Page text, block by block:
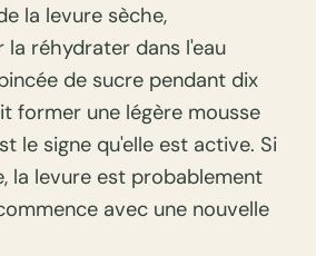
la levure sèche,
la réhydrater dans l'eau
de sucre pendant dix
former une légère mousse
le signe qu'elle est active. Si
la levure est probablement
avec une nouvelle